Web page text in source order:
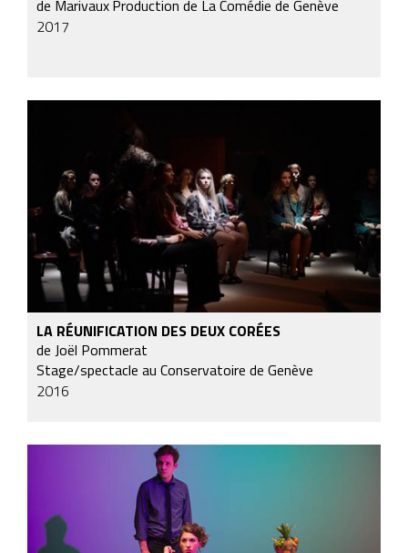
de MarivauxProduction de La Comédie de Genève
2017
LA RÉUNIFICATION DES DEUX CORÉES
de Joël Pommerat
Stage/spectacle au Conservatoire de Genève
2016